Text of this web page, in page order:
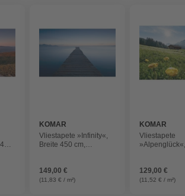
KOMAR
Vliestapete »Infinity«,
Breite 450 cm,
149,00 €
(11,83 € / m²)
KOMAR
Vliestapete
129,00 €
(11,52 € / m²)